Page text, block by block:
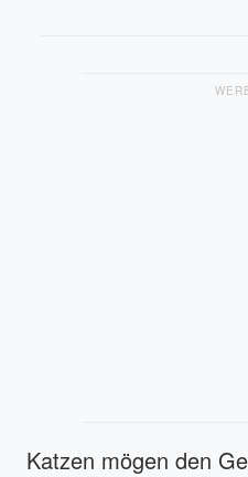
Katzen mögen den